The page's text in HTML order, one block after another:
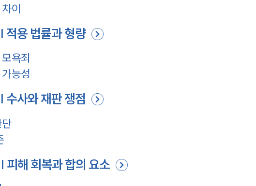
이
적용 법률과 형량
욕죄
능성
수사와 재판 쟁점
피해 회복과 합의 요소